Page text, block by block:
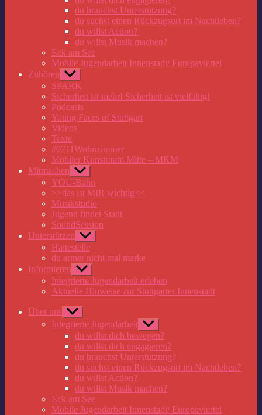
du brauchst Unterstützung?
du suchst einen Rückzugsort im Nachtleben?
du willst Action?
du willst Musik machen?
Eck am See
Mobile Jugendarbeit Innenstadt/ Europaviertel
Zuhören Untermenü
anzeigen
SPARK
Sicherheit ist mehr! Sicherheit ist vielfältig!
Podcasts
Young Faces of Stuttgart
Videos
Texte
#0711Wohnzimmer
Mobiler Kunstraum Mitte – MKM
Mitmachen Untermenü
anzeigen
YOU-Bahn
>>das ist MIR wichtig<<
Musikstudio
Jugend findet Stadt
SoundSession
Unterstützen Untermenü
anzeigen
Haltestelle
du armer nicht mal marke
Informieren Untermenü
anzeigen
Integrierte Jugendarbeit erleben
Aktuelle Hinweise zur Stuttgarter Innenstadt
Über uns Untermenü
anzeigen
Integrierte Jugendarbeit Untermenü
anzeigen
du willst dich bewegen?
du willst dich engagieren?
du brauchst Unterstützung?
du suchst einen Rückzugsort im Nachtleben?
du willst Action?
du willst Musik machen?
Eck am See
Mobile Jugendarbeit Innenstadt/ Europaviertel